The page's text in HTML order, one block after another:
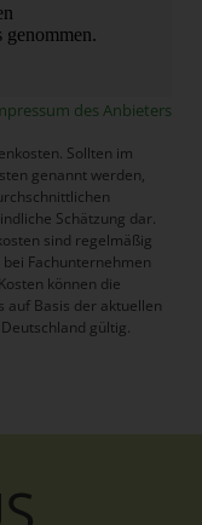
des Anbieters
Sollten im
genannt werden,
Schätzung dar.
sind regelmäßig
Fachunternehmen
können die
auf Basis der aktuellen
gültig.